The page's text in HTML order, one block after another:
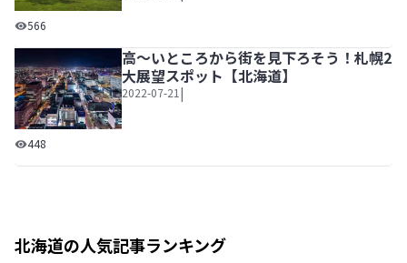
雄大な富良野の自然を満喫する、子どもも大人も楽しめ
566
高～いところから街を見下ろそう！札幌2大展望スポット【
448
高～いところから街を見下ろそう！札幌2
大展望スポット【北海道】
2022-07-21 |
北海道の人気記事ランキング